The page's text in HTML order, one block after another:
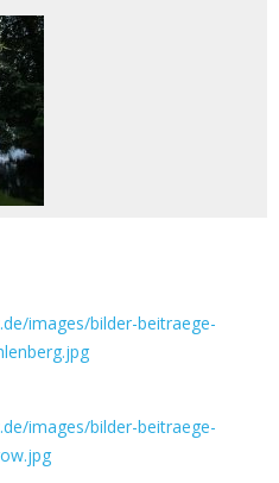
images/bilder-beitraege-
images/bilder-beitraege-